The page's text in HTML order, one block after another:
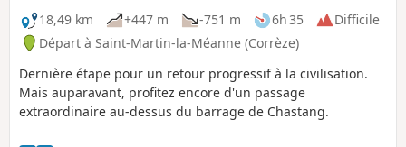
18,49 km
+447 m -751 m 6h 35
Difficile
Départ à Saint-Martin-la-Méanne (Corrèze)
Dernière étape pour un retour progressif à la civilisation.
Mais auparavant, profitez encore d'un passage
extraordinaire au-dessus du barrage de Chastang.